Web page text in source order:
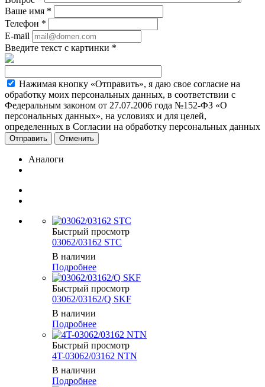
Ваше имя *
Телефон *
E-mail
Введите текст с картинки *
Нажимая кнопку «Отправить», я даю свое согласие на
обработку моих персональных данных, в соответствии с
Федеральным законом от 27.07.2006 года №152-ФЗ «О
персональных данных», на условиях и для целей,
определенных в Согласии на обработку персональных данных
Отменить
Аналоги
Быстрый просмотр
03062/03162 STC
В наличии
Подробнее
Быстрый просмотр
03062/03162/Q SKF
В наличии
Подробнее
Быстрый просмотр
4T-03062/03162 NTN
В наличии
Подробнее